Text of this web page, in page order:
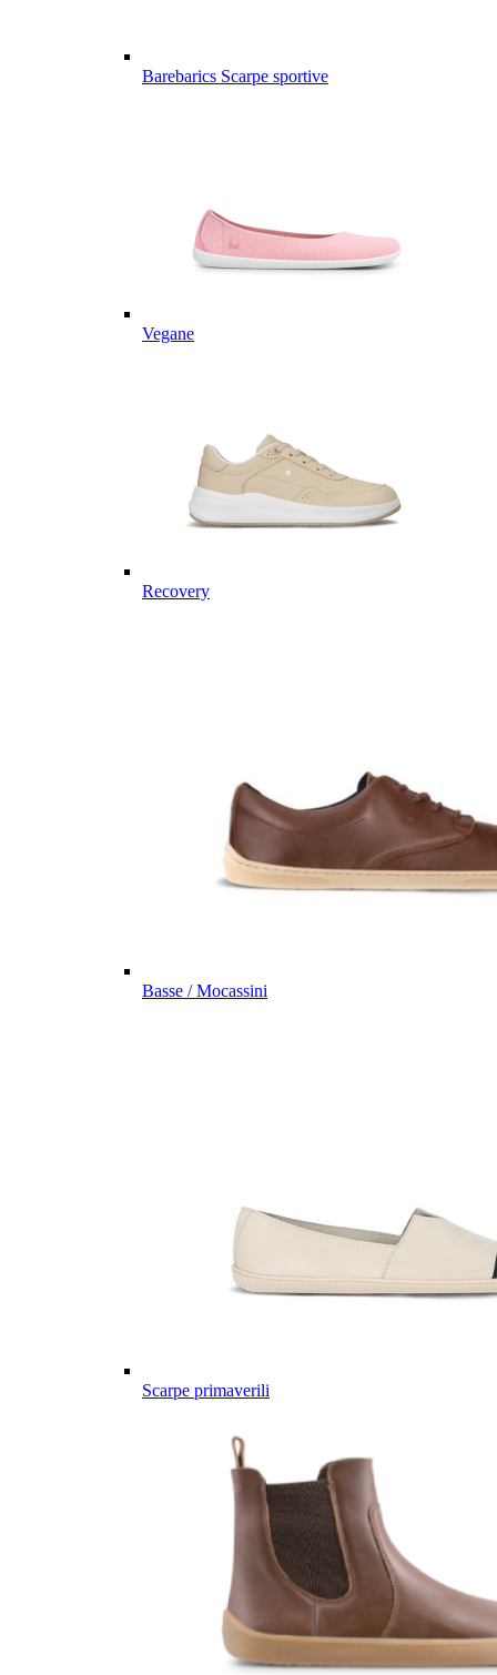
Barebarics Scarpe sportive
Vegane
Recovery
Basse / Mocassini
Scarpe primaverili